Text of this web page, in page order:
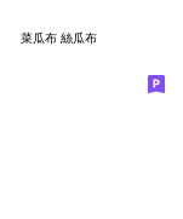
菜瓜布 絲瓜布